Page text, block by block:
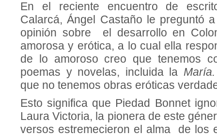
En el reciente encuentro de
Calarcá, Ángel Castaño le preguntó
opinión sobre el desarrollo en
amorosa y erótica, a lo cual ella
de lo amoroso creo que tenemos
poemas y novelas, incluida la
que no tenemos obras eróticas
Esto significa que Piedad Bonnet
Laura Victoria, la pionera de este
versos estremecieron el alma de los